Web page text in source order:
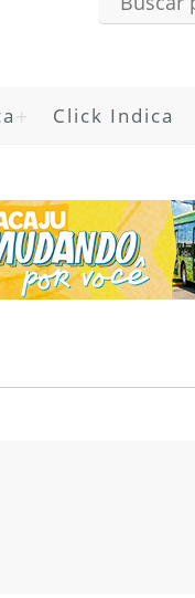
Click Indica